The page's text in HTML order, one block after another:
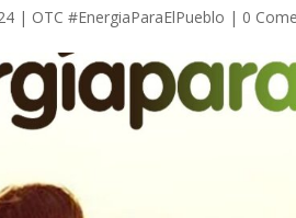
| OTC #EnergiaParaElPueblo | 0